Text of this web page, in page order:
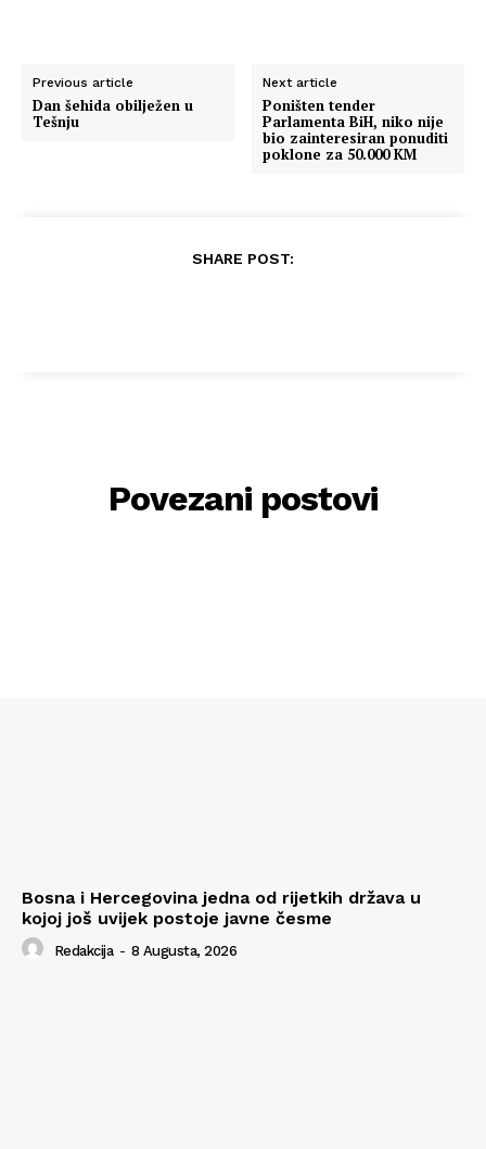
Previous article
Dan šehida obilježen u
Tešnju
Next article
Poništen tender
Parlamenta BiH, niko nije
bio zainteresiran ponuditi
poklone za 50.000 KM
SHARE POST:
Povezani postovi
Bosna i Hercegovina jedna od rijetkih država u
kojoj još uvijek postoje javne česme
Redakcija - 8 Augusta, 2026